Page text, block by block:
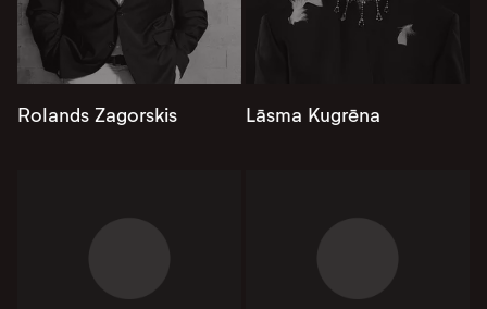
Rolands Zagorskis Lāsma Kugrēna